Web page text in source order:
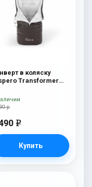
в коляску
Transformer
шерсть) Chocolat
р
e
Купить